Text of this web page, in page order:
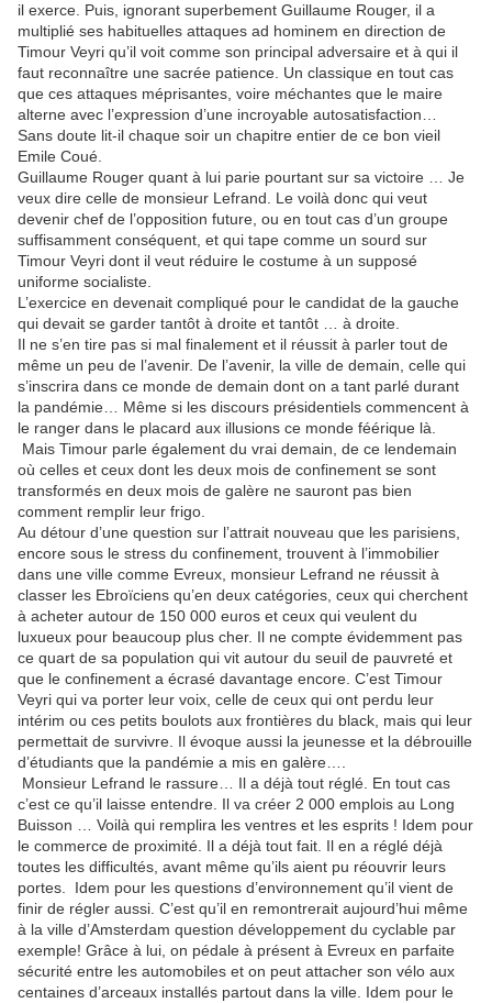
il exerce. Puis, ignorant superbement Guillaume Rouger, il a
multiplié ses habituelles attaques ad hominem en direction de
Timour Veyri qu’il voit comme son principal adversaire et à qui il
faut reconnaître une sacrée patience. Un classique en tout cas
que ces attaques méprisantes, voire méchantes que le maire
alterne avec l’expression d’une incroyable autosatisfaction…
Sans doute lit-il chaque soir un chapitre entier de ce bon vieil
Emile Coué.
Guillaume Rouger quant à lui parie pourtant sur sa victoire … Je
veux dire celle de monsieur Lefrand. Le voilà donc qui veut
devenir chef de l’opposition future, ou en tout cas d’un groupe
suffisamment conséquent, et qui tape comme un sourd sur
Timour Veyri dont il veut réduire le costume à un supposé
uniforme socialiste.
L’exercice en devenait compliqué pour le candidat de la gauche
qui devait se garder tantôt à droite et tantôt … à droite.
Il ne s’en tire pas si mal finalement et il réussit à parler tout de
même un peu de l’avenir. De l’avenir, la ville de demain, celle qui
s’inscrira dans ce monde de demain dont on a tant parlé durant
la pandémie… Même si les discours présidentiels commencent à
le ranger dans le placard aux illusions ce monde féérique là.
Mais Timour parle également du vrai demain, de ce lendemain
où celles et ceux dont les deux mois de confinement se sont
transformés en deux mois de galère ne sauront pas bien
comment remplir leur frigo.
Au détour d’une question sur l’attrait nouveau que les parisiens,
encore sous le stress du confinement, trouvent à l’immobilier
dans une ville comme Evreux, monsieur Lefrand ne réussit à
classer les Ebroïciens qu’en deux catégories, ceux qui cherchent
à acheter autour de 150 000 euros et ceux qui veulent du
luxueux pour beaucoup plus cher. Il ne compte évidemment pas
ce quart de sa population qui vit autour du seuil de pauvreté et
que le confinement a écrasé davantage encore. C’est Timour
Veyri qui va porter leur voix, celle de ceux qui ont perdu leur
intérim ou ces petits boulots aux frontières du black, mais qui leur
permettait de survivre. Il évoque aussi la jeunesse et la débrouille
d’étudiants que la pandémie a mis en galère….
Monsieur Lefrand le rassure… Il a déjà tout réglé. En tout cas
c’est ce qu’il laisse entendre. Il va créer 2 000 emplois au Long
Buisson … Voilà qui remplira les ventres et les esprits ! Idem pour
le commerce de proximité. Il a déjà tout fait. Il en a réglé déjà
toutes les difficultés, avant même qu’ils aient pu réouvrir leurs
portes. Idem pour les questions d’environnement qu’il vient de
finir de régler aussi. C’est qu’il en remontrerait aujourd’hui même
à la ville d’Amsterdam question développement du cyclable par
exemple! Grâce à lui, on pédale à présent à Evreux en parfaite
sécurité entre les automobiles et on peut attacher son vélo aux
centaines d’arceaux installés partout dans la ville. Idem pour le